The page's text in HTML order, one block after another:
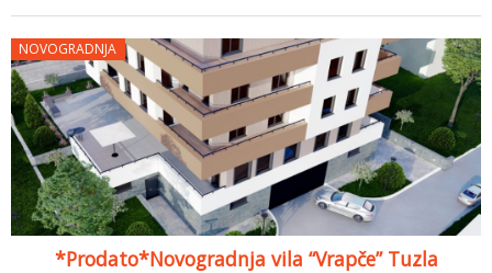
NOVOGRADNJA
*Prodato*Novogradnja vila “Vrapče” Tuzla